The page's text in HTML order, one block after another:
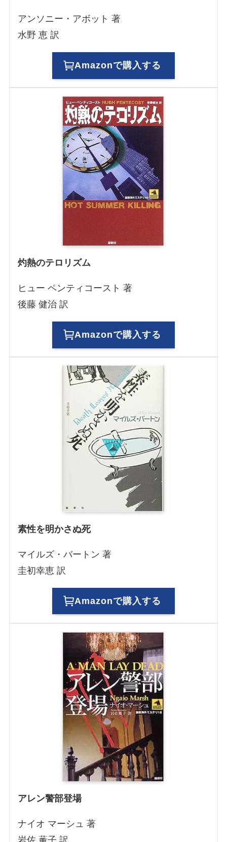
アンソニー・アボット 著
水野 恵 訳
Amazonで購入する
灼熱のテロリズム
ヒュー ペンティコースト 著
後藤 健治 訳
Amazonで購入する
素性を明かさぬ死
マイルズ・バートン 著
圭初幸恵 訳
Amazonで購入する
アレン警部登場
ナイオ マーシュ 著
岩佐 薫子 訳